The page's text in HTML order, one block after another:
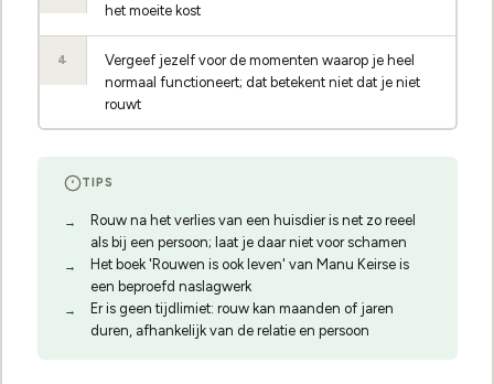
het moeite kost
4
Vergeef jezelf voor de momenten waarop je heel
normaal functioneert; dat betekent niet dat je niet
rouwt
TIPS
Rouw na het verlies van een huisdier is net zo reeel
als bij een persoon; laat je daar niet voor schamen
Het boek 'Rouwen is ook leven' van Manu Keirse is
een beproefd naslagwerk
Er is geen tijdlimiet: rouw kan maanden of jaren
duren, afhankelijk van de relatie en persoon